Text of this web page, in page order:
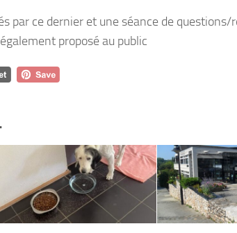
par ce dernier et une séance de questions/
également proposé au public